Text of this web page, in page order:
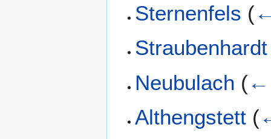
Sternenfels (
Straubenhardt
Neubulach (←
Althengstett (